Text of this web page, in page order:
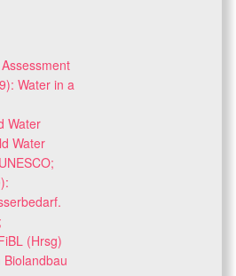
Water in a
Water
Water
(Hrsg)